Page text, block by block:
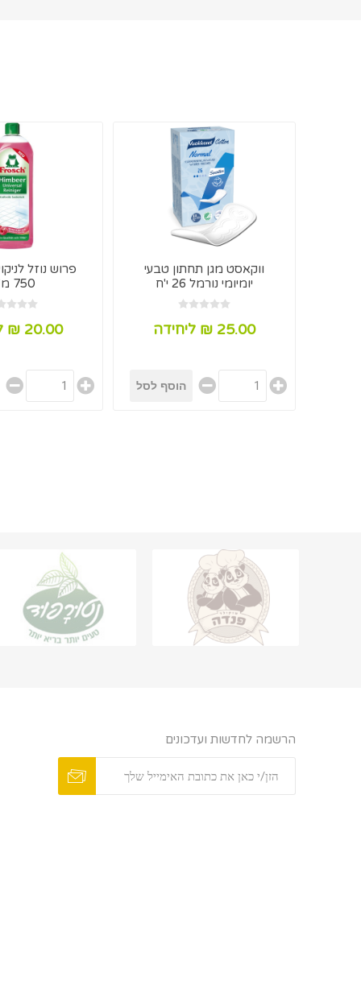
ווקאסט מגן תחתון טבעי
יומיומי נורמל 26 י'ח
25.00 ₪ ליחידה
פרוש נוזל
750 מ"ל
20.00 ₪ ליחידה
הרשמה לחדשות ועדכונים